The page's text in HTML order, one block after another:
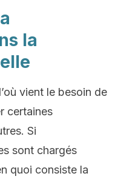
la
vient le besoin de
certaines
Si
sont chargés
quoi consiste la